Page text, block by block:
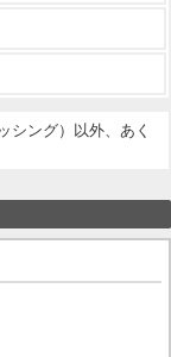
シング）以外、あく